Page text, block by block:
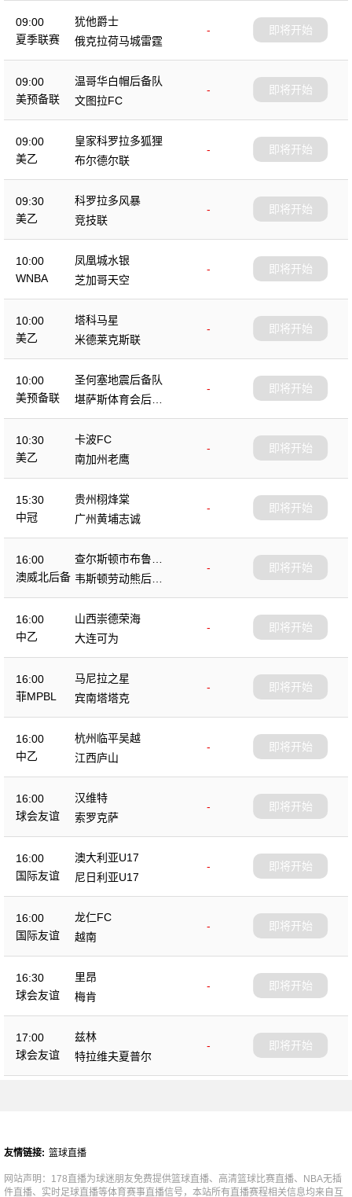
09:00
夏季联赛
犹他爵士
-
俄克拉荷马城雷霆
即将开始
09:00
美预备联
温哥华白帽后备队
-
文图拉FC
即将开始
09:00
美乙
皇家科罗拉多狐狸
-
布尔德尔联
即将开始
09:30
美乙
科罗拉多风暴
-
竞技联
即将开始
10:00
WNBA
凤凰城水银
-
芝加哥天空
即将开始
10:00
美乙
塔科马星
-
米德莱克斯联
即将开始
10:00
美预备联
圣何塞地震后备队
-
堪萨斯体育会后备
队
即将开始
10:30
美乙
卡波FC
-
南加州老鹰
即将开始
15:30
中冠
贵州栩烽棠
-
广州黄埔志诚
即将开始
16:00
澳威北后备
查尔斯顿市布鲁斯
后备队
-
韦斯顿劳动熊后备
队
即将开始
16:00
中乙
山西崇德荣海
-
大连可为
即将开始
16:00
菲MPBL
马尼拉之星
-
宾南塔塔克
即将开始
16:00
中乙
杭州临平吴越
-
江西庐山
即将开始
16:00
球会友谊
汉维特
-
索罗克萨
即将开始
16:00
国际友谊
澳大利亚U17
-
尼日利亚U17
即将开始
16:00
国际友谊
龙仁FC
-
越南
即将开始
16:30
球会友谊
里昂
-
梅肯
即将开始
17:00
球会友谊
兹林
-
特拉维夫夏普尔
即将开始
友情链接: 篮球直播
网站声明：178直播为球迷朋友免费提供篮球直播、高清篮球比赛直播、NBA无插
件直播、实时足球直播等体育赛事直播信号，本站所有直播赛程相关信息均来自互